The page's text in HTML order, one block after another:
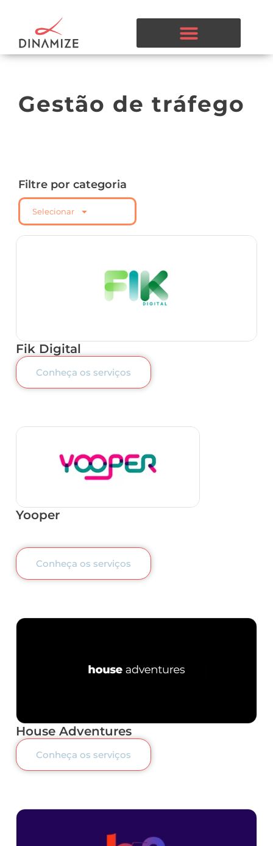
Gestão de tráfego
Filtre por categoria
Selecionar
Fik Digital
Conheça os serviços
Yooper
Conheça os serviços
House Adventures
Conheça os serviços